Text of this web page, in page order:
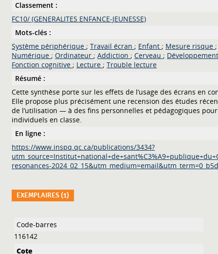
Classement :
FC10/ (GENERALITES ENFANCE-JEUNESSE)
Mots-clés :
Système périphérique ; Travail écran ; Enfant ; Mesure risque ;
Numérique ; Ordinateur ; Addiction ; Cerveau ;
Fonction cognitive ; Lecture ; Trouble lecture
Résumé :
Cette synthèse porte sur les effets de l’usage des écrans en
Elle propose plus précisément une recension des études
de l’utilisation — à des fins personnelles et pédagogiques
individuels en classe.
En ligne :
https://www.inspq.qc.ca/publications/3434?
resonances-
EXEMPLAIRES (1)
Liste des exemplaires
116142